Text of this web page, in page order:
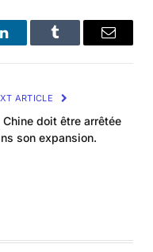
LinkedInTumblr Email
ARTICLE
Chine doit être arrêtée
son expansion.